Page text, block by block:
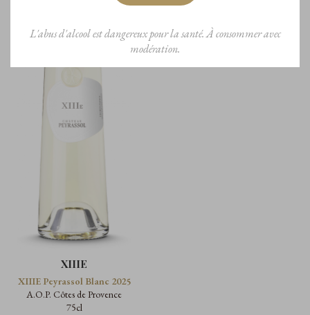
L'abus d'alcool est dangereux pour la santé. À consommer avec
modération.
XIIIE
XIIIE Peyrassol Blanc 2025
A.O.P. Côtes de Provence
75cl